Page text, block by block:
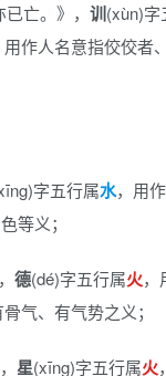
亡。》 ， 训(xùn)字
用作人名意指佼佼者
字五行属水，用
等义；
， 德(dé)字五行属火，
气、有气势之义；
， 星(xīng)字五行属火